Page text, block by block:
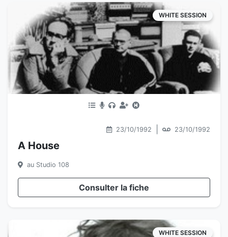
WHITE SESSION
23/10/1992 23/10/1992
A House
au Studio 108
Consulter la fiche
WHITE SESSION